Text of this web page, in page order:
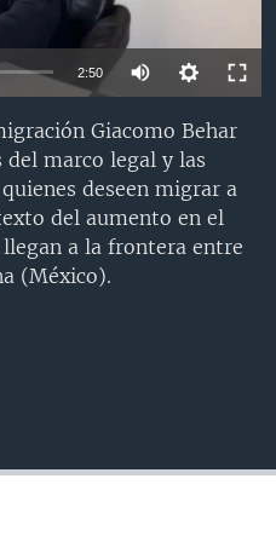
2:50
Giacomo Behar
del marco legal y las
deseen migrar a
del aumento en el
a la frontera entre
(México).